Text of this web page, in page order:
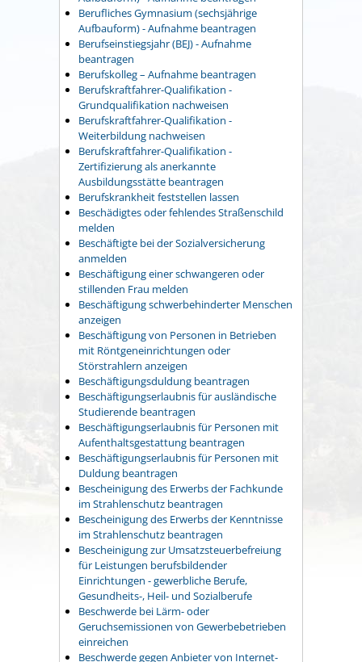
Berufliches Gymnasium (sechsjährige
Aufbauform) - Aufnahme beantragen
Berufseinstiegsjahr (BEJ) - Aufnahme
beantragen
Berufskolleg – Aufnahme beantragen
Berufskraftfahrer-Qualifikation -
Grundqualifikation nachweisen
Berufskraftfahrer-Qualifikation -
Weiterbildung nachweisen
Berufskraftfahrer-Qualifikation -
Zertifizierung als anerkannte
Ausbildungsstätte beantragen
Berufskrankheit feststellen lassen
Beschädigtes oder fehlendes Straßenschild
melden
Beschäftigte bei der Sozialversicherung
anmelden
Beschäftigung einer schwangeren oder
stillenden Frau melden
Beschäftigung schwerbehinderter Menschen
anzeigen
Beschäftigung von Personen in Betrieben
mit Röntgeneinrichtungen oder
Störstrahlern anzeigen
Beschäftigungsduldung beantragen
Beschäftigungserlaubnis für ausländische
Studierende beantragen
Beschäftigungserlaubnis für Personen mit
Aufenthaltsgestattung beantragen
Beschäftigungserlaubnis für Personen mit
Duldung beantragen
Bescheinigung des Erwerbs der Fachkunde
im Strahlenschutz beantragen
Bescheinigung des Erwerbs der Kenntnisse
im Strahlenschutz beantragen
Bescheinigung zur Umsatzsteuerbefreiung
für Leistungen berufsbildender
Einrichtungen - gewerbliche Berufe,
Gesundheits-, Heil- und Sozialberufe
Beschwerde bei Lärm- oder
Geruchsemissionen von Gewerbebetrieben
einreichen
Beschwerde gegen Anbieter von Internet-